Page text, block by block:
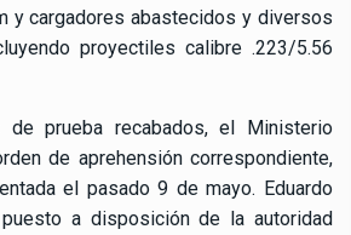
y cargadores abastecidos y diversos
proyectiles calibre .223/5.56
de prueba recabados, el Ministerio
de aprehensión correspondiente,
el pasado 9 de mayo. Eduardo
a disposición de la autoridad